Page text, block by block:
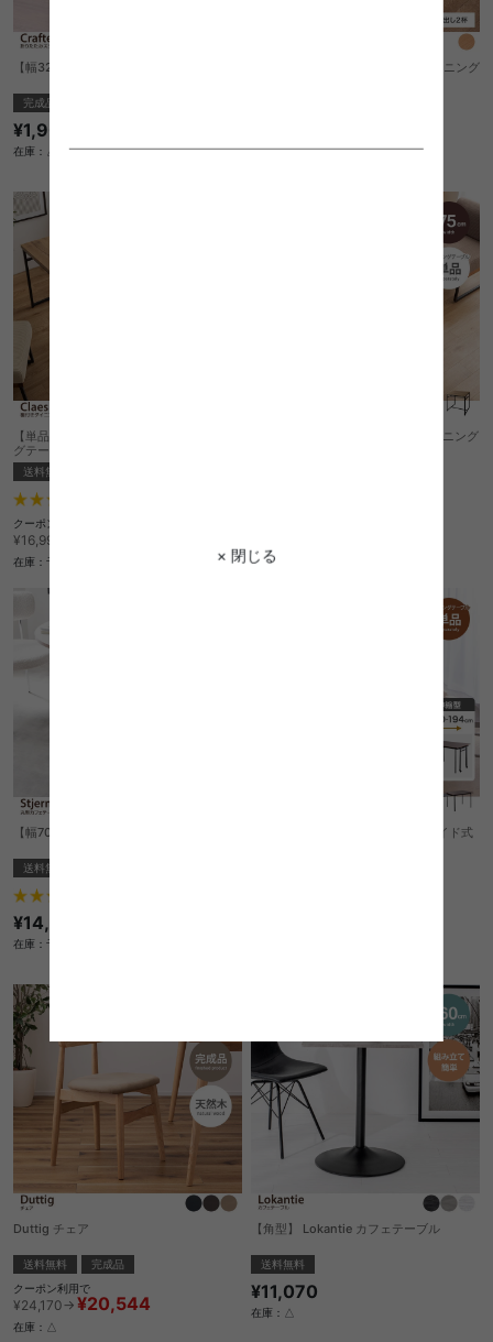
× 閉じる
【幅32cm】Crafter 折りたたみスツール
完成品
¥1,900
在庫：△
【幅140cm】Glam ワーキングダイニング
¥71,760→¥60,996
【単品】Claes 幅120cm 棚付きダイニン
グテーブル
送料無料
クーポン利用で
¥16,999→
在庫：予約販売中
【単品】Claes 幅75cm 棚付きダイニング
在庫：予約販売中
【幅70cm】Stjerne 丸型カフェテーブル
送料無料
¥14,999
在庫：予約販売中
【幅110〜194cm】Libre 伸縮スライド式
Duttig チェア
送料無料
完成品
クーポン利用で
¥24,170→ ¥20,544
在庫：△
【角型】 Lokantie カフェテーブル
送料無料
¥11,070
在庫：△